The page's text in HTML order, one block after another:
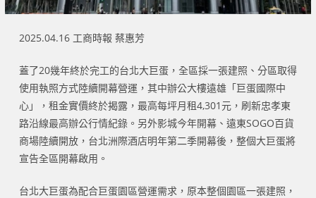
2025.04.16 工商時報 蔡惠芳
蓋了20幾年終於完工的台北大巨蛋，全區採一張建照、分區取得
使用執照方式陸續開幕營運，其中辦公大樓遠雄「巨蛋國際中
心」，租金實價終於揭露，最高每坪月租4,301元，刷新忠孝東
路沿線最高辦公行情紀錄。另外影城今年開幕、遠東SOGO百貨
商場陸續開放，台北洲際酒店明年第二季開幕後，整個大巨蛋將
宣告全區開幕啟用。
台北大巨蛋為配合巨蛋園區營運需求，原本整個園區一張建照，